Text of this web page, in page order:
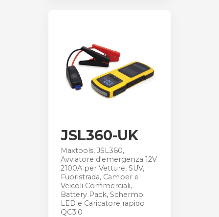
JSL360-UK
Maxtools, JSL360,
Avviatore d'emergenza 12V
2100A per Vetture, SUV,
Fuoristrada, Camper e
Veicoli Commerciali,
Battery Pack, Schermo
LED e Caricatore rapido
QC3.0